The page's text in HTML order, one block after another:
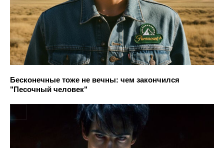
Бесконечные тоже не вечны: чем закончился
"Песочный человек"